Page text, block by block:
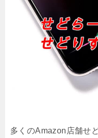
多くのAmazon店舗せ